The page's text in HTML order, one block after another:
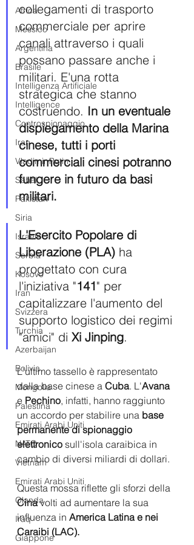
Africa
Messico
Argentina
Brasile
Intelligenza Artificiale
Intelligence
Controspionaggio
Iran
Vladimir Putin
Sahel
Pakistan
Siria
Israele
Serbia
Kosovo
Iran
Svizzera
Turchia
Azerbaijan
Bolivia
Mongolia
Palestina
Emirati Arabi Uniti
NATO
Vietnam
Emirati Arabi Uniti
Olanda
Iraq
Giappone
collegamenti di trasporto
commerciale per aprire
canali attraverso i quali
possano passare anche i
militari. E'una rotta
strategica che stanno
costruendo. In un eventuale
dispiegamento della Marina
cinese, tutti i porti
commerciali cinesi potranno
fungere in futuro da basi
militari.
L'Esercito Popolare di
Liberazione (PLA) ha
progettato con cura
l'iniziativa "141" per
capitalizzare l'aumento del
supporto logistico dei regimi
"amici" di Xi Jinping.
L'ultimo tassello è rappresentato
dalla base cinese a Cuba. L'Avana
e Pechino, infatti, hanno raggiunto
un accordo per stabilire una base
permanente di spionaggio
elettronico sull'isola caraibica in
cambio di diversi miliardi di dollari.
Questa mossa riflette gli sforzi della
Cina volti ad aumentare la sua
influenza in America Latina e nei
Caraibi (LAC).